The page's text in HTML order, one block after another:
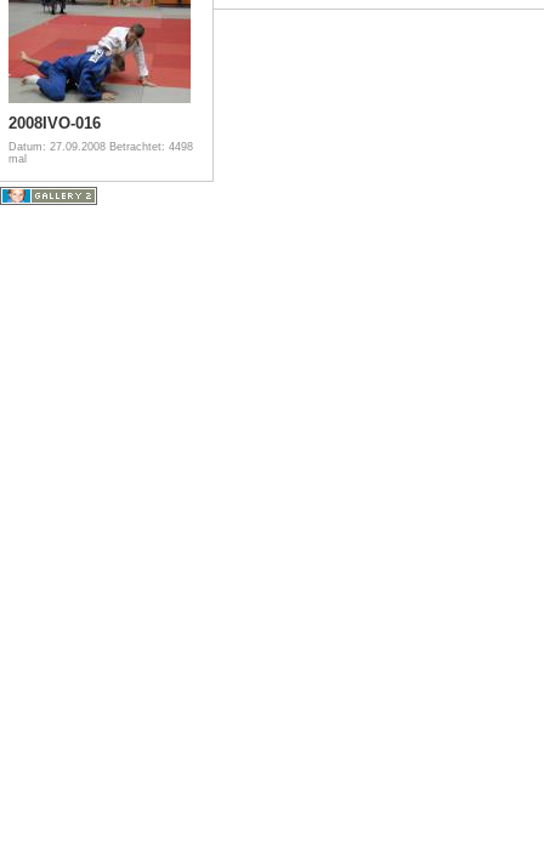
2008IVO-016
Datum: 27.09.2008 Betrachtet: 4498
mal